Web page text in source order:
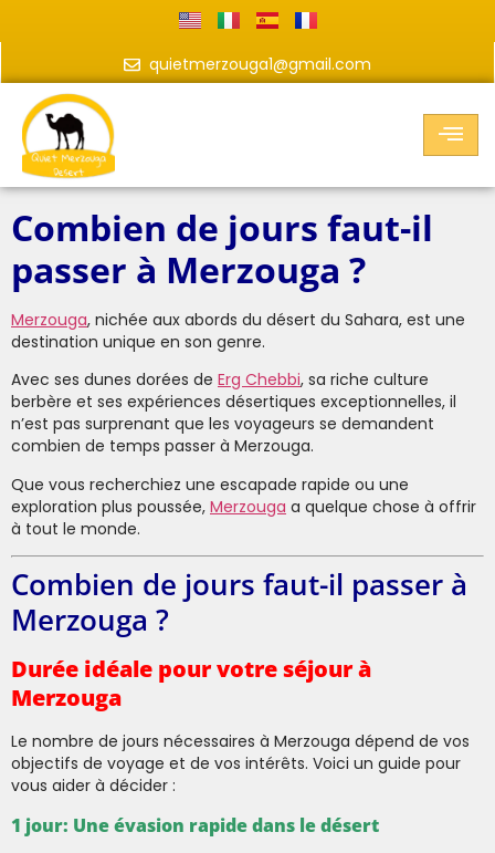
quietmerzouga1@gmail.com
Combien de jours faut-il
passer à Merzouga ?
Merzouga, nichée aux abords du désert du Sahara, est une
destination unique en son genre.
Avec ses dunes dorées de Erg Chebbi, sa riche culture
berbère et ses expériences désertiques exceptionnelles, il
n’est pas surprenant que les voyageurs se demandent
combien de temps passer à Merzouga.
Que vous recherchiez une escapade rapide ou une
exploration plus poussée, Merzouga a quelque chose à offrir
à tout le monde.
Combien de jours faut-il passer à
Merzouga ?
Durée idéale pour votre séjour à
Merzouga
Le nombre de jours nécessaires à Merzouga dépend de vos
objectifs de voyage et de vos intérêts. Voici un guide pour
vous aider à décider :
1 jour: Une évasion rapide dans le désert